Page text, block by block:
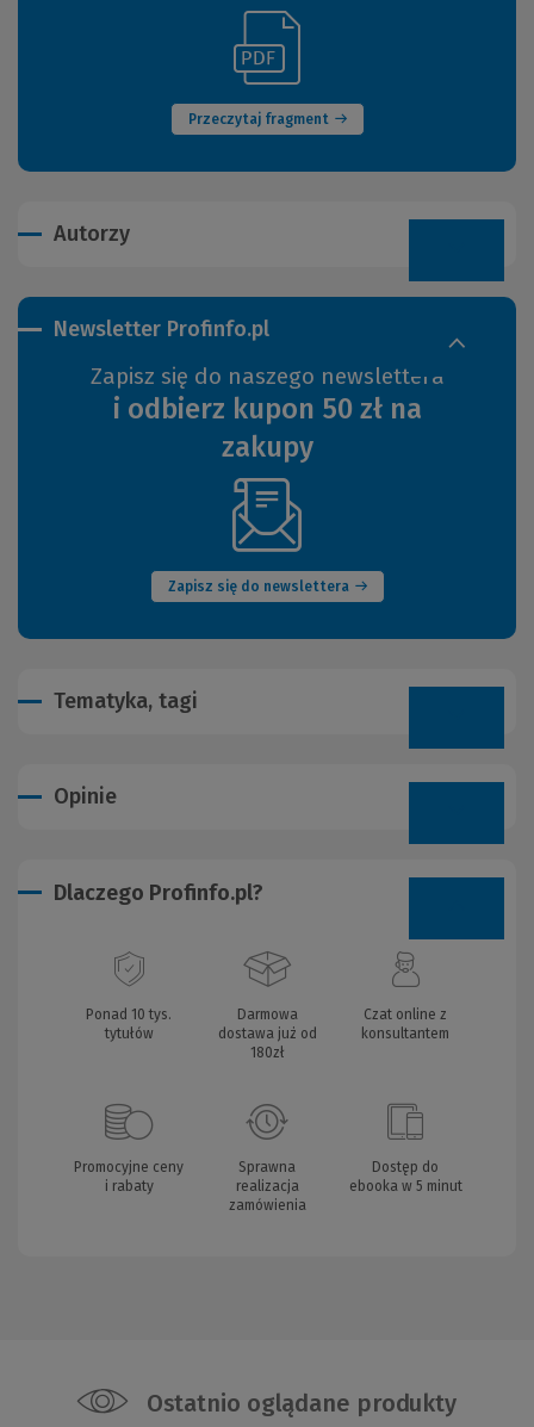
Przeczytaj fragment
(Nowe
okno)
innej
Autorzy
Newsletter Profinfo.pl
Zapisz się do naszego newslettera
i odbierz kupon 50 zł na
zakupy
Zapisz się do newslettera
(Nowe
okno)
Tematyka, tagi
Opinie
Dlaczego Profinfo.pl?
Ponad 10 tys.
tytułów
Darmowa
dostawa już od
180zł
Czat online z
konsultantem
Promocyjne ceny
i rabaty
Sprawna
realizacja
zamówienia
Dostęp do
ebooka w 5 minut
Ostatnio oglądane produkty